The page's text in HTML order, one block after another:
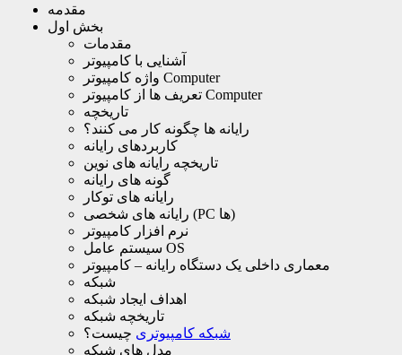
مقدمه
بخش اول
مقدمات
آشنایی با کامپیوتر
واژه کامپیوتر Computer
تعریف ها از کامپیوتر Computer
تاریخچه
رایانه ها چگونه کار می کنند؟
کاربردهای رایانه
تاریخچه رایانه های نوین
گونه های رایانه
رایانه های توکار
رایانه های شخصی (PC ها)
نرم افزار کامپیوتر
سیستم عامل OS
معماری داخلی یک دستگاه رایانه – کامپیوتر
شبکه
اهداف ایجاد شبکه
تاریخچه شبکه
شبکه کامپیوتری چیست؟
مدل های شبکه